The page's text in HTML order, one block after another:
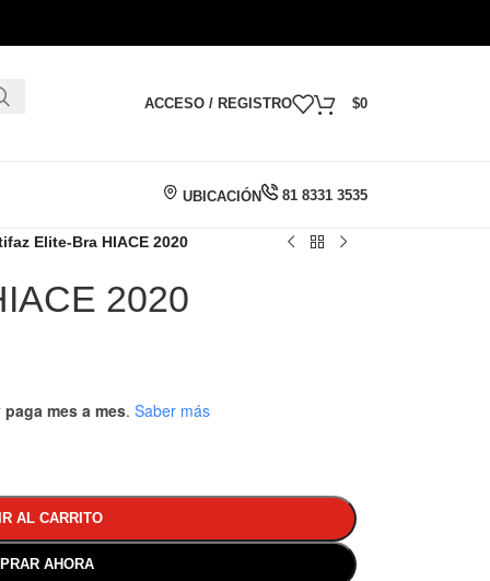
ACCESO / REGISTRO $0
UBICACIÓN 81 8331 3535
Elite-Bra HIACE 2020
2020
mes a mes. Saber más
AL CARRITO
AHORA